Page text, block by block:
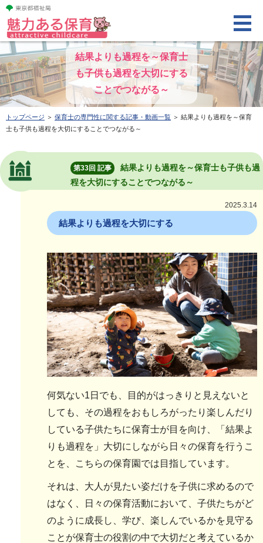
結果よりも過程を～保育士
も子供も過程を大切にする
ことでつながる～
トップページ ＞ 保育士の専門性に関する記事・動画一覧 ＞ 結果よりも過程を～保育
士も子供も過程を大切にすることでつながる～
第33回 記事
結果よりも過程を～保育士も子供も過
程を大切にすることでつながる～
2025.3.14
結果よりも過程を大切にする
何気ない1日でも、目的がはっきりと見えないと
しても、その過程をおもしろがったり楽しんだり
している子供たちに保育士が目を向け、「結果よ
りも過程を」大切にしながら日々の保育を行うこ
とを、こちらの保育園では目指しています。
それは、大人が見たい姿だけを子供に求めるので
はなく、日々の保育活動において、子供たちがど
のように成長し、学び、楽しんでいるかを見守る
ことが保育士の役割の中で大切だと考えているか